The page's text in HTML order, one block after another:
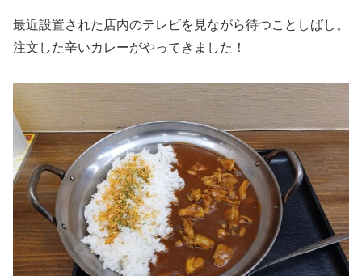
最近設置された店内のテレビを見ながら待つことしばし。
注文した辛いカレーがやってきました！